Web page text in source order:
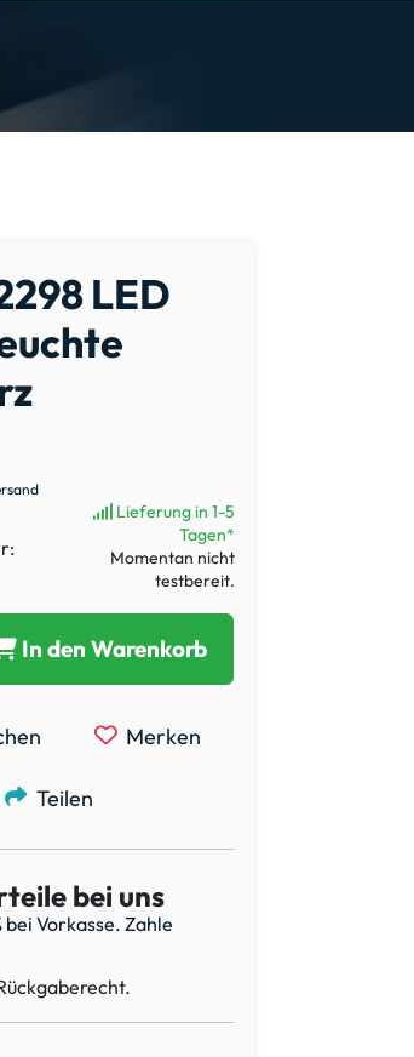
LED
Lieferung in 1-5
Tagen*
Momentan nicht
testbereit.
In den Warenkorb
Merken
Teilen
bei uns
bei Vorkasse. Zahle